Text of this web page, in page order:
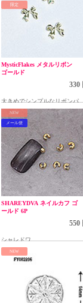
限定
MysticFlakes メタルリボン
ゴールド
330
大きめでシンプルなリボンパ
ツ NEW
メール便
SHAREYDVA ネイルカフ ゴ
ールド 6P
550
シャレドワ
NEW